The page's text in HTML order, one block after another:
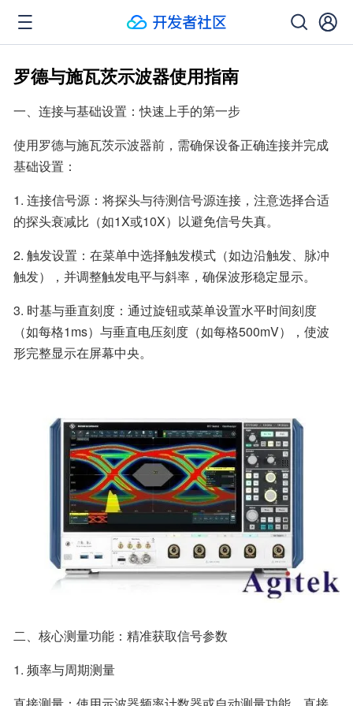
罗德与施瓦茨示波器使用指南
一、连接与基础设置：快速上手的第一步
使用罗德与施瓦茨示波器前，需确保设备正确连接并完成
基础设置：
1. 连接信号源：将探头与待测信号源连接，注意选择合适
的探头衰减比（如1X或10X）以避免信号失真。
2. 触发设置：在菜单中选择触发模式（如边沿触发、脉冲
触发），并调整触发电平与斜率，确保波形稳定显示。
3. 时基与垂直刻度：通过旋钮或菜单设置水平时间刻度
（如每格1ms）与垂直电压刻度（如每格500mV），使波
形完整显示在屏幕中央。
二、核心测量功能：精准获取信号参数
1. 频率与周期测量